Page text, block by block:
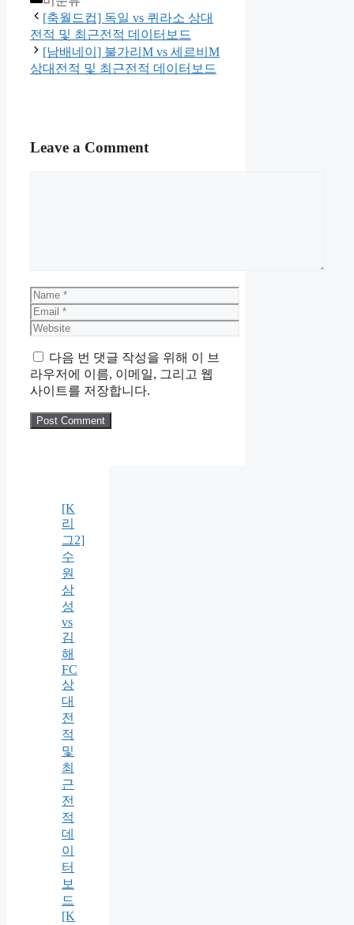
[축월드컵] 독일 vs 퀴라소 상대
전적 및 최근전적 데이터보드
[남배네이] 불가리M vs 세르비M
상대전적 및 최근전적 데이터보드
Leave a Comment
Name
Email
Website
다음 번 댓글 작성을 위해 이 브
라우저에 이름, 이메일, 그리고 웹
사이트를 저장합니다.
[K
리
그2]
수
원
삼
성
vs
김
해
FC
상
대
전
적
및
최
근
전
적
데
이
터
보
드
[K